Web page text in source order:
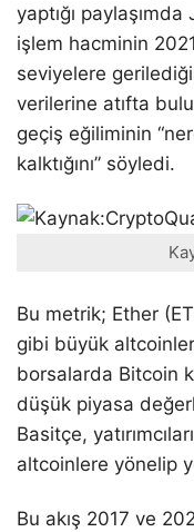
yaptığı
işlem hacminin
seviyelere
verilerine atıfta
geçiş eğiliminin
kalktığını” söyledi.
Bu metrik; Ether
gibi büyük
borsalarda Bitcoin
düşük piyasa
Basitçe,
altcoinlere yönelip
Bu akış 2017 ve